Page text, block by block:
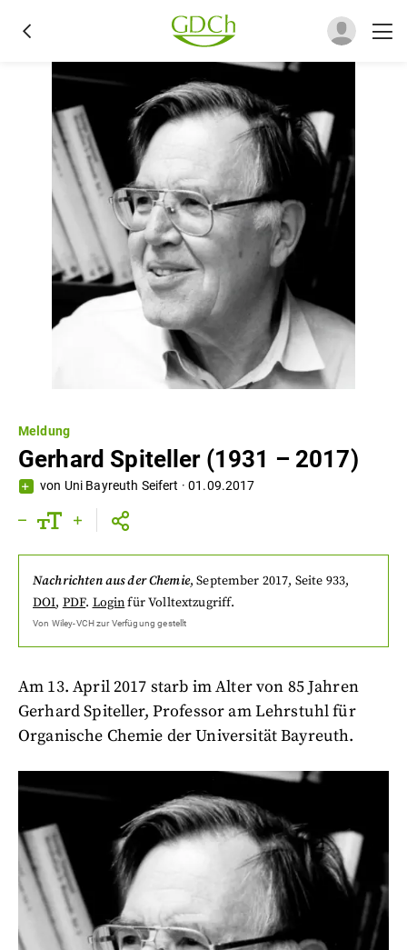
Meldung
Gerhard Spiteller (1931 – 2017)
von Uni Bayreuth Seifert ·01.09.2017
Nachrichten aus der Chemie,September 2017, Seite 933,
DOI, PDF. Loginfür Volltextzugriff.
Von Wiley-VCHzur Verfügung gestellt
Am 13. April 2017 starb im Alter von 85 Jahren
Gerhard Spiteller, Professor am Lehrstuhl für
Organische Chemie der Universität Bayreuth.